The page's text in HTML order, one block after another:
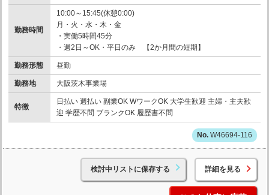
勤務時間
10:00～15:45(休憩0:00)
月・火・水・木・金
・実働5時間45分
・週2日～OK・平日のみ 【2か月間の短期】
勤務形態 昼勤
勤務地 大阪茨木事業場
特徴
日払い 週払い 副業OK WワークOK 大学生歓迎 主婦・主夫歓
迎 学歴不問 ブランクOK 履歴書不問
W46694-116
検討中リストに保存する 詳細を見る